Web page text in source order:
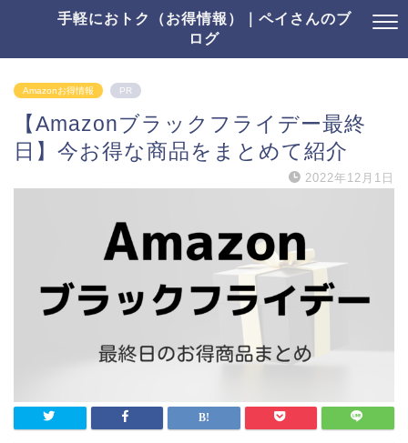
手軽におトク（お得情報）｜ペイさんのブ
ログ
Amazonお得情報 PR
【Amazonブラックフライデー最終
日】今お得な商品をまとめて紹介
2022年12月1日